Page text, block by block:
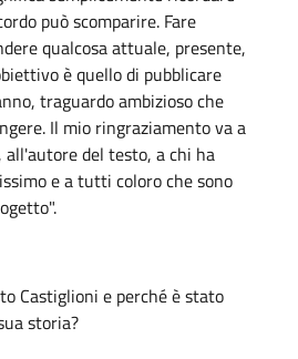
può scomparire. Fare
qualcosa attuale, presente,
è quello di pubblicare
traguardo ambizioso che
Il mio ringraziamento va a
del testo, a chi ha
e a tutti coloro che sono
Castiglioni e perché è stato
storia?